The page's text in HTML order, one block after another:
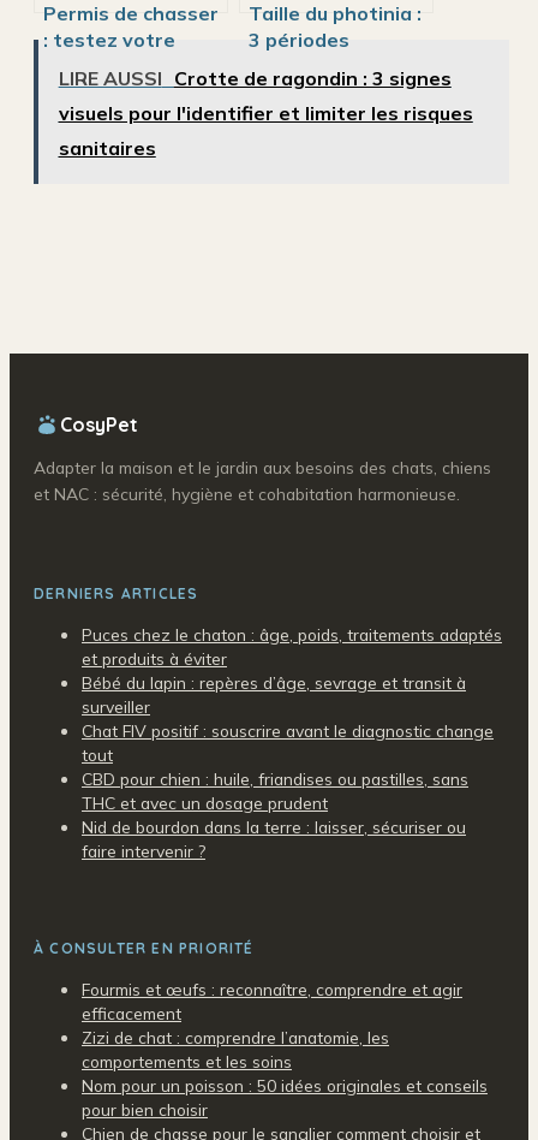
Permis de chasser
: testez votre
maîtrise de la
faune, de la
sécurité et de la
loi
Taille du photinia :
3 périodes
stratégiques pour
un feuillage rouge
flamboyant
LIRE AUSSI Crotte de ragondin : 3 signes
visuels pour l'identifier et limiter les risques
sanitaires
CosyPet
Adapter la maison et le jardin aux besoins des chats, chiens
et NAC : sécurité, hygiène et cohabitation harmonieuse.
DERNIERS ARTICLES
Puces chez le chaton : âge, poids, traitements adaptés
et produits à éviter
Bébé du lapin : repères d’âge, sevrage et transit à
surveiller
Chat FIV positif : souscrire avant le diagnostic change
tout
CBD pour chien : huile, friandises ou pastilles, sans
THC et avec un dosage prudent
Nid de bourdon dans la terre : laisser, sécuriser ou
faire intervenir ?
À CONSULTER EN PRIORITÉ
Fourmis et œufs : reconnaître, comprendre et agir
efficacement
Zizi de chat : comprendre l’anatomie, les
comportements et les soins
Nom pour un poisson : 50 idées originales et conseils
pour bien choisir
Chien de chasse pour le sanglier comment choisir et